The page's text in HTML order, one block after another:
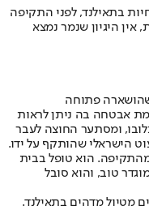
בתאילנד, לפני התקיפה
היגיון שנמר נמצא
פתוחה
אבטחה בה ניתן לראות
ומסתער החוצה לעבר
הישראלי שהותקף על ידו.
הוא טופל בבית
טוב, והוא סובל
מטיול מדהים בתאילנד.